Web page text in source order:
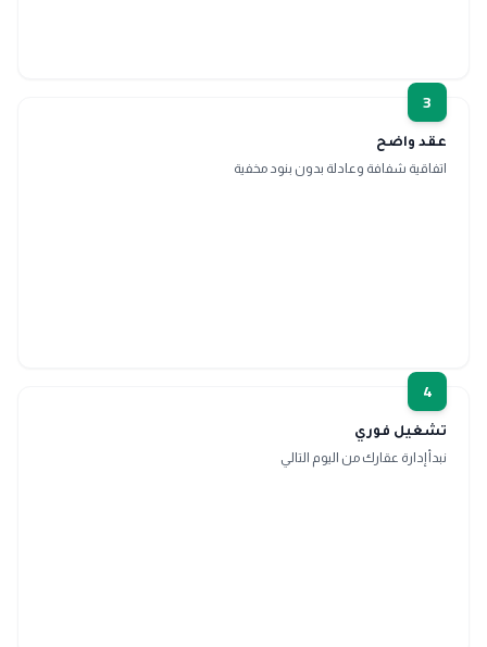
3
عقد واضح
اتفاقية شفافة وعادلة بدون بنود مخفية
4
تشغيل فوري
نبدأ إدارة عقارك من اليوم التالي